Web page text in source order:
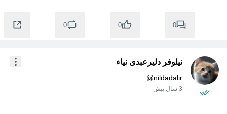
0
0
0
نیلوفر دلیرعبدی نیاء
@nildadalir
3 سال پیش